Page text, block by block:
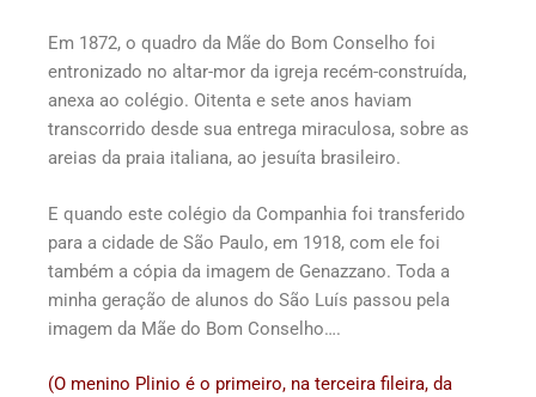
Em 1872, o quadro da Mãe do Bom Conselho foi
entronizado no altar-mor da igreja recém-construída,
anexa ao colégio. Oitenta e sete anos haviam
transcorrido desde sua entrega miraculosa, sobre as
areias da praia italiana, ao jesuíta brasileiro.
E quando este colégio da Companhia foi transferido
para a cidade de São Paulo, em 1918, com ele foi
também a cópia da imagem de Genazzano. Toda a
minha geração de alunos do São Luís passou pela
imagem da Mãe do Bom Conselho….
(O menino Plinio é o primeiro, na terceira fileira, da